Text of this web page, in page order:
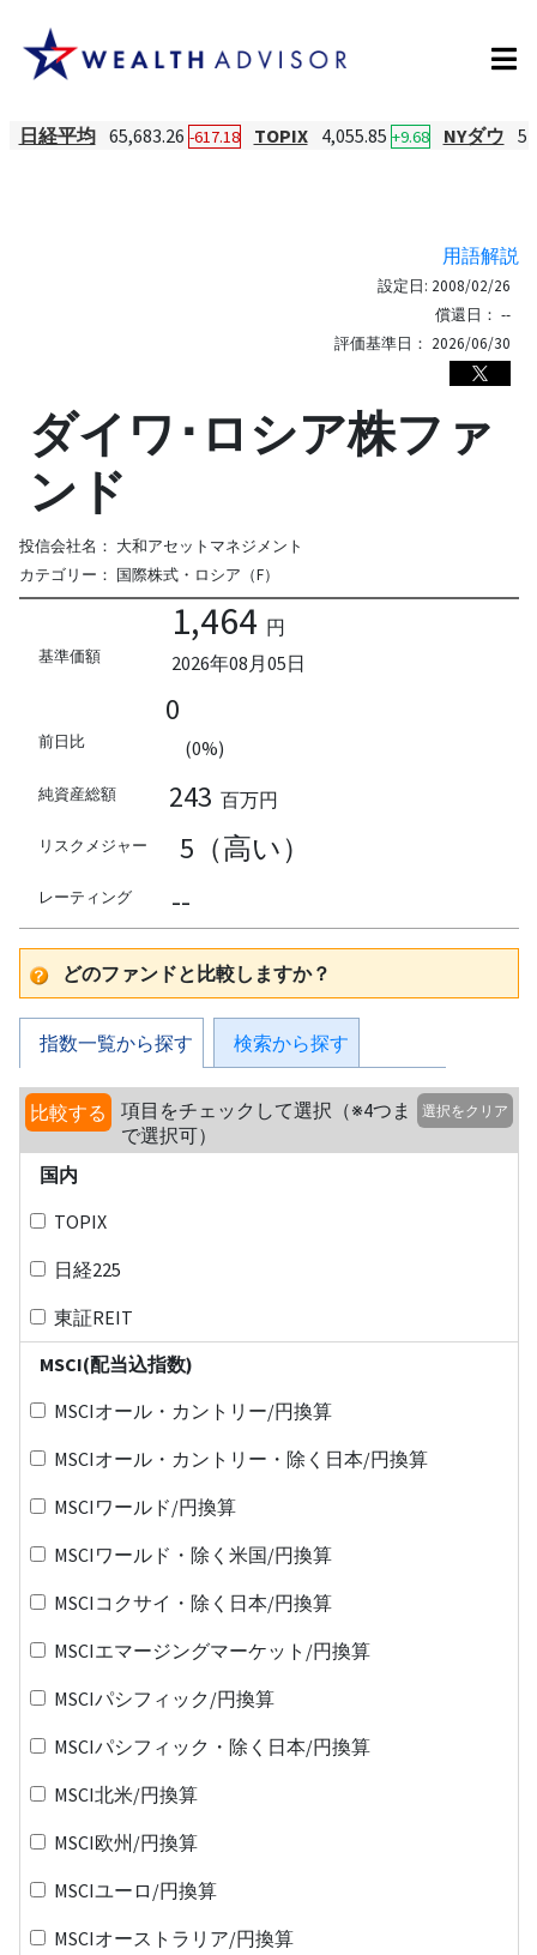
日経平均 65,683.26 -617.18 TOPIX 4,055.85 +9.68 NYダウ
用語解説
設定日: 2008/02/26
償還日： --
評価基準日： 2026/06/30
ダイワ･ロシア株ファ
ンド
投信会社名： 大和アセットマネジメント
カテゴリー： 国際株式・ロシア（F）
基準価額
1,464 円
2026年08月05日
前日比
0
(0%)
純資産総額 243 百万円
リスクメジャー 5（高い）
レーティング --
どのファンドと比較しますか？
指数一覧から探す 検索から探す
比較する
項目をチェックして選択（※4つま
で選択可）
選択をクリア
国内
TOPIX
日経225
東証REIT
MSCI(配当込指数)
MSCIオール・カントリー/円換算
MSCIオール・カントリー・除く日本/円換算
MSCIワールド/円換算
MSCIワールド・除く米国/円換算
MSCIコクサイ・除く日本/円換算
MSCIエマージングマーケット/円換算
MSCIパシフィック/円換算
MSCIパシフィック・除く日本/円換算
MSCI北米/円換算
MSCI欧州/円換算
MSCIユーロ/円換算
MSCIオーストラリア/円換算